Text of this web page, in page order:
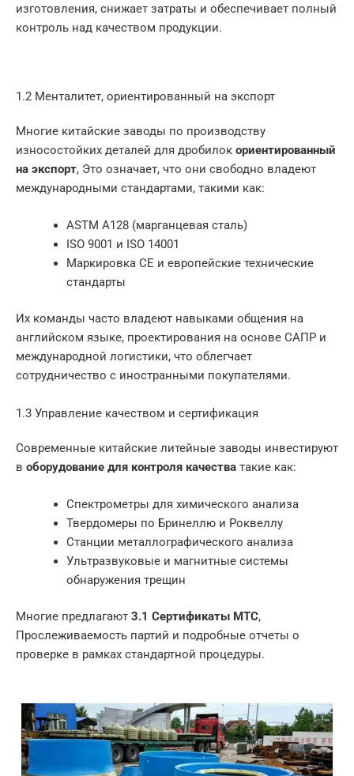
изготовления, снижает затраты и обеспечивает полный
контроль над качеством продукции.
1.2 Менталитет, ориентированный на экспорт
Многие китайские заводы по производству
износостойких деталей для дробилок ориентированный
на экспорт, Это означает, что они свободно владеют
международными стандартами, такими как:
ASTM A128 (марганцевая сталь)
ISO 9001 и ISO 14001
Маркировка CE и европейские технические
стандарты
Их команды часто владеют навыками общения на
английском языке, проектирования на основе САПР и
международной логистики, что облегчает
сотрудничество с иностранными покупателями.
1.3 Управление качеством и сертификация
Современные китайские литейные заводы инвестируют
в оборудование для контроля качества такие как:
Спектрометры для химического анализа
Твердомеры по Бринеллю и Роквеллу
Станции металлографического анализа
Ультразвуковые и магнитные системы
обнаружения трещин
Многие предлагают 3.1 Сертификаты MTC,
Прослеживаемость партий и подробные отчеты о
проверке в рамках стандартной процедуры.